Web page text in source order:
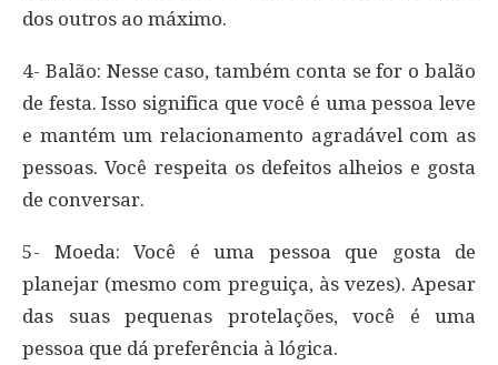
dos outros ao máximo.
4- Balão: Nesse caso, também conta se for o balão
de festa. Isso significa que você é uma pessoa leve
e mantém um relacionamento agradável com as
pessoas. Você respeita os defeitos alheios e gosta
de conversar.
5- Moeda: Você é uma pessoa que gosta de
planejar (mesmo com preguiça, às vezes). Apesar
das suas pequenas protelações, você é uma
pessoa que dá preferência à lógica.